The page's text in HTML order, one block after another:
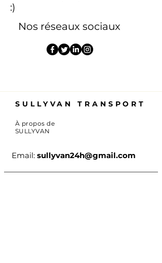
:)
Nos réseaux sociaux
SULLYVAN TRANSPORT
À propos de
SULLYVAN
Email: sullyvan24h@gmail.com